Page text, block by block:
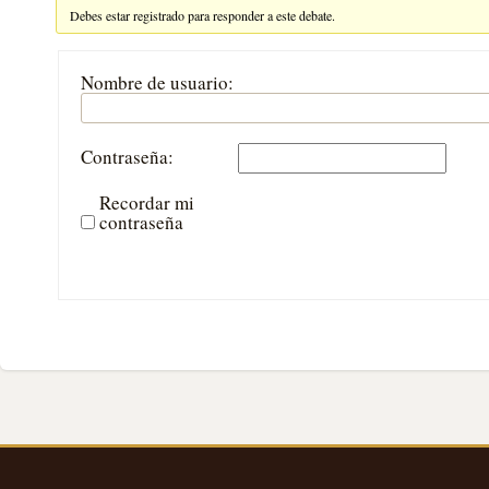
Debes estar registrado para responder a este debate.
Nombre de usuario:
Contraseña:
Recordar mi
contraseña